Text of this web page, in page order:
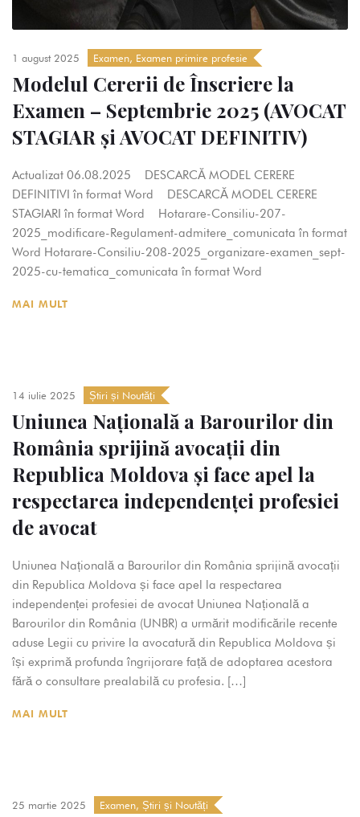
1 august 2025 Examen, Examen primire profesie
Modelul Cererii de Înscriere la
Examen – Septembrie 2025 (AVOCAT
STAGIAR și AVOCAT DEFINITIV)
Actualizat 06.08.2025 DESCARCĂ MODEL CERERE
DEFINITIVI în format Word DESCARCĂ MODEL CERERE
STAGIARI în format Word Hotarare-Consiliu-207-
2025_modificare-Regulament-admitere_comunicata în format
Word Hotarare-Consiliu-208-2025_organizare-examen_sept-
2025-cu-tematica_comunicata în format Word
MAI MULT
14 iulie 2025 Știri și Noutăți
Uniunea Națională a Barourilor din
România sprijină avocații din
Republica Moldova și face apel la
respectarea independenței profesiei
de avocat
Uniunea Națională a Barourilor din România sprijină avocații
din Republica Moldova și face apel la respectarea
independenței profesiei de avocat Uniunea Națională a
Barourilor din România (UNBR) a urmărit modificările recente
aduse Legii cu privire la avocatură din Republica Moldova și
își exprimă profunda îngrijorare față de adoptarea acestora
fără o consultare prealabilă cu profesia. […]
MAI MULT
25 martie 2025 Examen, Știri și Noutăți